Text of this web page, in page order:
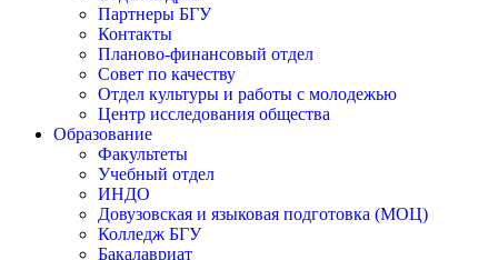
Партнеры БГУ
Контакты
Планово-финансовый отдел
Совет по качеству
Отдел культуры и работы с молодежью
Центр исследования общества
Образование
Факультеты
Учебный отдел
ИНДО
Довузовская и языковая подготовка (МОЦ)
Колледж БГУ
Бакалавриат